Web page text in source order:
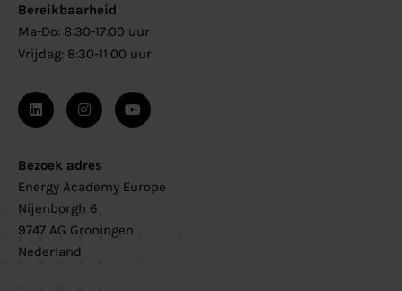
Bereikbaarheid
Ma-Do: 8:30-17:00 uur
Vrijdag: 8:30-11:00 uur
Bezoek adres
Energy Academy Europe
Nijenborgh 6
9747 AG Groningen
Nederland